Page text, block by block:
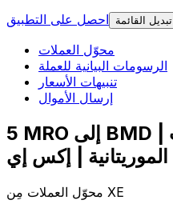
احصل على التطبيق
تبديل القائمة
محوّل العملات
الرسومات البيانية للعملة
تنبيهات الأسعار
إرسال الأموال
5 MRO إلى BMD | حوِّل - إلى عملات
محوّل العملات مِن XE